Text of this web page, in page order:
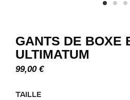
GANTS DE BOXE
ULTIMATUM
99,00 €
TAILLE